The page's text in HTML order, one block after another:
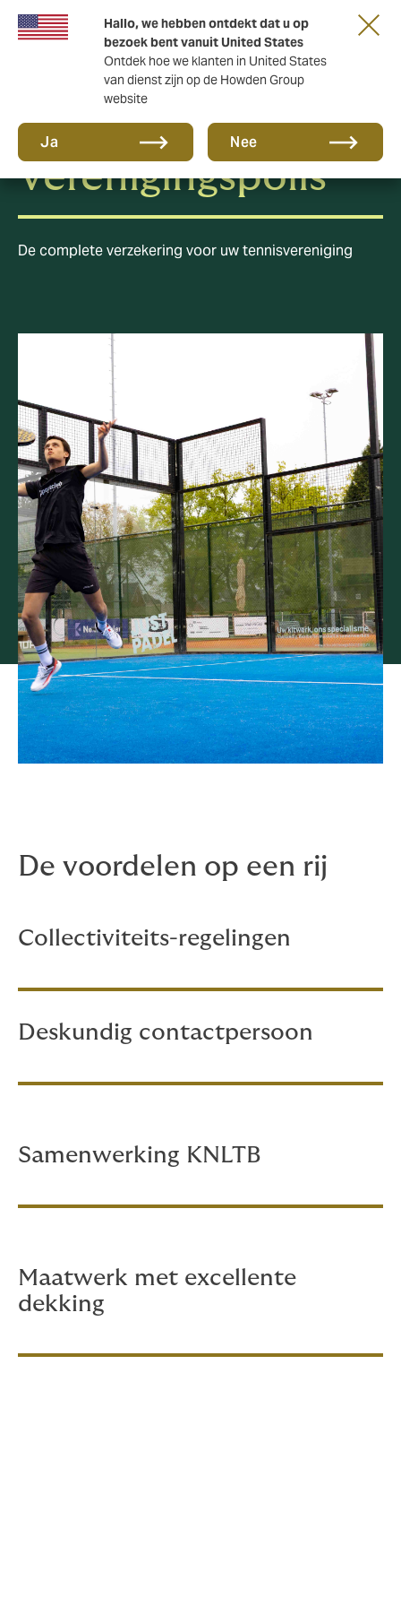
Hallo, we hebben ontdekt dat u op
bezoek bent vanuit United States
Ontdek hoe we klanten in United States
van dienst zijn op de Howden Group
website
Ja Nee
KNLTB
Verenigingspolis
De complete verzekering voor uw tennisvereniging
De voordelen op een rij
Collectiviteits-regelingen
Deskundig contactpersoon
Samenwerking KNLTB
Maatwerk met excellente
dekking